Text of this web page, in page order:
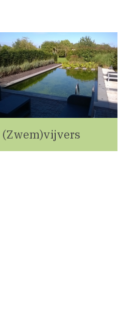
(Zwem)vijvers